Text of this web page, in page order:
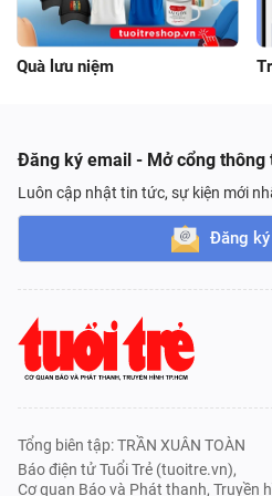
Quà lưu niệm
Đăng ký email - Mở cổng thông
Luôn cập nhật tin tức, sự kiện mới
Đăng
Tổng biên tập: TRẦN XUÂN TOÀN
Báo điện tử Tuổi Trẻ (tuoitre.vn),
Cơ quan Báo và Phát thanh, Truyền